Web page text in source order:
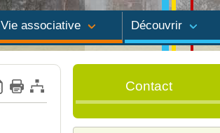
Vie associative Découvrir
Aires de camping-cars
Actualités
Contact